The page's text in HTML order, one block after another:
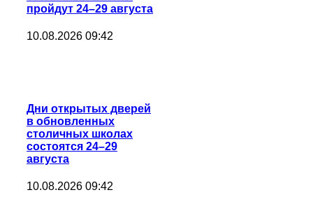
пройдут 24–29 августа
10.08.2026 09:42
Дни открытых дверей
в обновленных
столичных школах
состоятся 24–29
августа
10.08.2026 09:42